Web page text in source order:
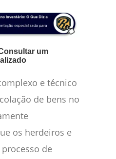
um
e técnico
de bens no
os herdeiros e
de